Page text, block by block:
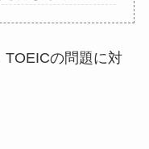
TOEICの問題に対